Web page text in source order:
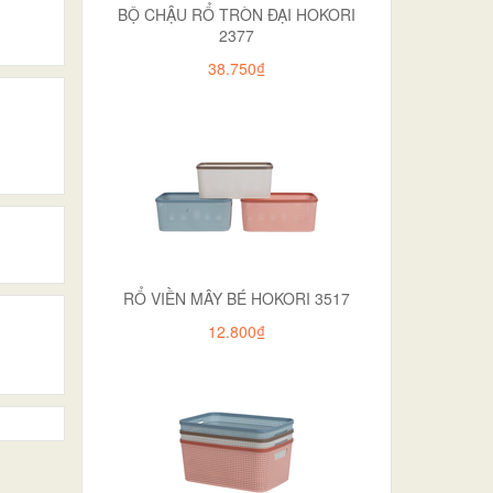
BỘ CHẬU RỔ TRÒN ĐẠI HOKORI
2377
38.750₫
RỔ VIỀN MÂY BÉ HOKORI 3517
12.800₫